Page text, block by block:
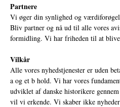
Partnere
Vi øger din synlighed og
Bliv partner og nå ud til alle vores
formidling. Vi har friheden til at blive
Vilkår
Alle vores nyhedstjenester er uden
a og et b hold. Vi har vores
udviklet af danske historikere
vil vi erkende. Vi skaber ikke